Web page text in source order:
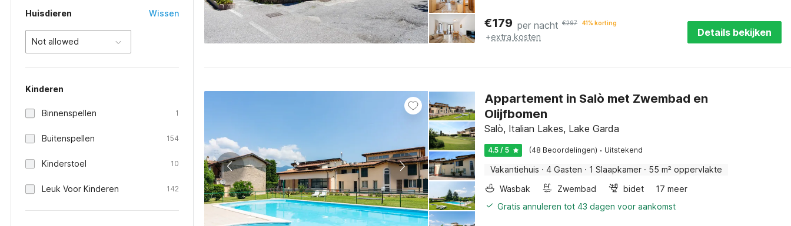
Huisdieren Wissen
Not allowed
Kinderen
Binnenspellen 1
Buitenspellen 154
Kinderstoel 10
Leuk Voor Kinderen 142
€179 per nacht €297 41% korting
+extra kosten Details bekijken
Appartement in Salò met Zwembad en
Olijfbomen
Salò, Italian Lakes, Lake Garda
4.5 / 5 (48 Beoordelingen) · Uitstekend
Vakantiehuis · 4 Gasten · 1 Slaapkamer · 55 m² oppervlakte
Wasbak
Zwembad bidet
17 meer
Gratis annuleren tot 43 dagen voor aankomst